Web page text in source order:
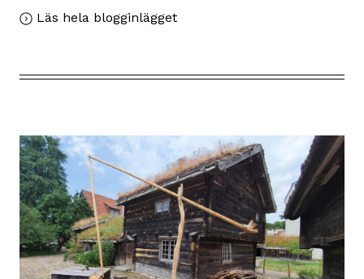
Läs hela blogginlägget,
sig
på
tomten
kv
Paradis
51
i
centrala